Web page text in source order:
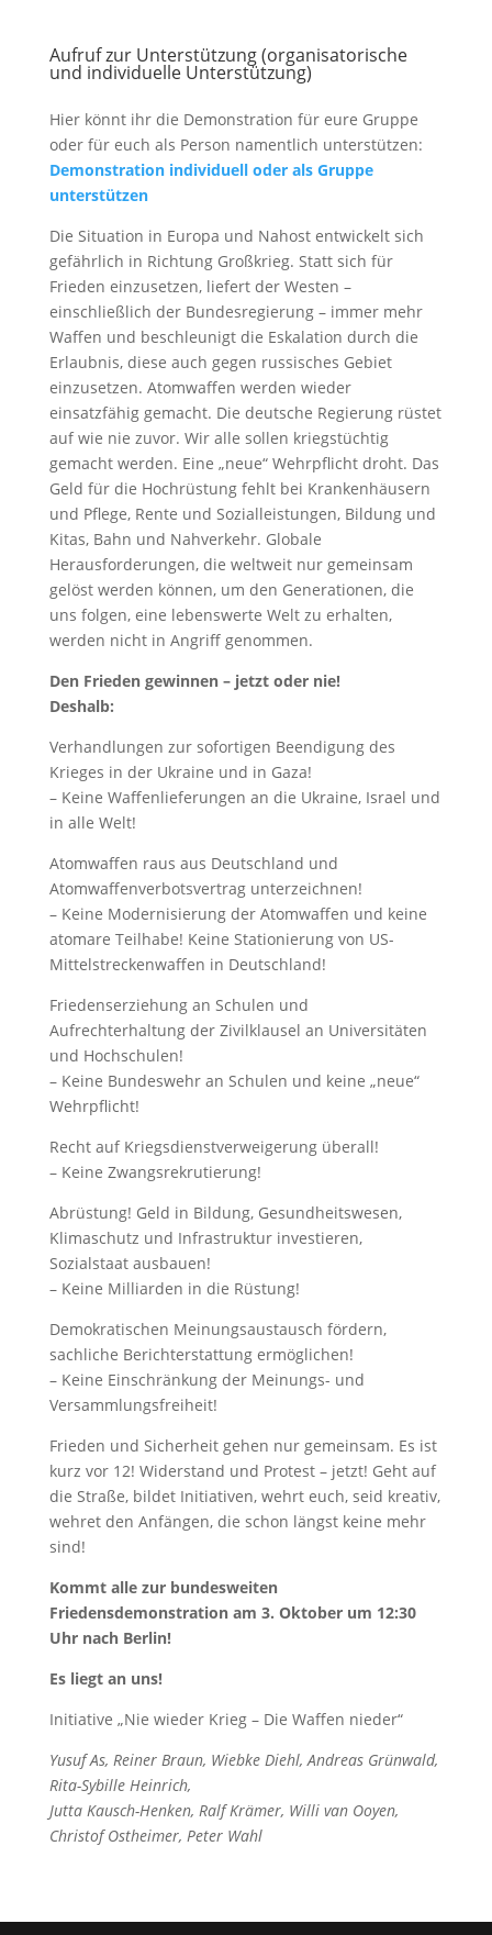
Aufruf zur Unterstützung (organisatorische
und individuelle Unterstützung)
Hier könnt ihr die Demonstration für eure Gruppe
oder für euch als Person namentlich unterstützen:
Demonstration individuell oder als Gruppe
unterstützen
Die Situation in Europa und Nahost entwickelt sich
gefährlich in Richtung Großkrieg. Statt sich für
Frieden einzusetzen, liefert der Westen –
einschließlich der Bundesregierung – immer mehr
Waffen und beschleunigt die Eskalation durch die
Erlaubnis, diese auch gegen russisches Gebiet
einzusetzen. Atomwaffen werden wieder
einsatzfähig gemacht. Die deutsche Regierung rüstet
auf wie nie zuvor. Wir alle sollen kriegstüchtig
gemacht werden. Eine „neue“ Wehrpflicht droht. Das
Geld für die Hochrüstung fehlt bei Krankenhäusern
und Pflege, Rente und Sozialleistungen, Bildung und
Kitas, Bahn und Nahverkehr. Globale
Herausforderungen, die weltweit nur gemeinsam
gelöst werden können, um den Generationen, die
uns folgen, eine lebenswerte Welt zu erhalten,
werden nicht in Angriff genommen.
Den Frieden gewinnen – jetzt oder nie!
Deshalb:
Verhandlungen zur sofortigen Beendigung des
Krieges in der Ukraine und in Gaza!
– Keine Waffenlieferungen an die Ukraine, Israel und
in alle Welt!
Atomwaffen raus aus Deutschland und
Atomwaffenverbotsvertrag unterzeichnen!
– Keine Modernisierung der Atomwaffen und keine
atomare Teilhabe! Keine Stationierung von US-
Mittelstreckenwaffen in Deutschland!
Friedenserziehung an Schulen und
Aufrechterhaltung der Zivilklausel an Universitäten
und Hochschulen!
– Keine Bundeswehr an Schulen und keine „neue“
Wehrpflicht!
Recht auf Kriegsdienstverweigerung überall!
– Keine Zwangsrekrutierung!
Abrüstung! Geld in Bildung, Gesundheitswesen,
Klimaschutz und Infrastruktur investieren,
Sozialstaat ausbauen!
– Keine Milliarden in die Rüstung!
Demokratischen Meinungsaustausch fördern,
sachliche Berichterstattung ermöglichen!
– Keine Einschränkung der Meinungs- und
Versammlungsfreiheit!
Frieden und Sicherheit gehen nur gemeinsam. Es ist
kurz vor 12! Widerstand und Protest – jetzt! Geht auf
die Straße, bildet Initiativen, wehrt euch, seid kreativ,
wehret den Anfängen, die schon längst keine mehr
sind!
Kommt alle zur bundesweiten
Friedensdemonstration am 3. Oktober um 12:30
Uhr nach Berlin!
Es liegt an uns!
Initiative „Nie wieder Krieg – Die Waffen nieder“
Yusuf As, Reiner Braun, Wiebke Diehl, Andreas Grünwald,
Rita-Sybille Heinrich,
Jutta Kausch-Henken, Ralf Krämer, Willi van Ooyen,
Christof Ostheimer, Peter Wahl